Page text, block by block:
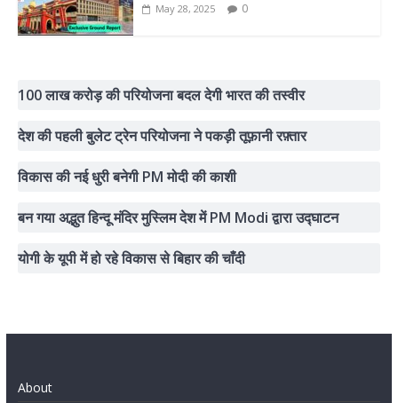
May 28, 2025 0
100 लाख करोड़ की परियोजना बदल देगी भारत की तस्वीर
देश की पहली बुलेट ट्रेन परियोजना ने पकड़ी तूफ़ानी रफ़्तार
विकास की नई धुरी बनेगी PM मोदी की काशी
बन गया अद्भुत हिन्दू मंदिर मुस्लिम देश में PM Modi द्वारा उद्घाटन
योगी के यूपी में हो रहे विकास से बिहार की चाँदी
About